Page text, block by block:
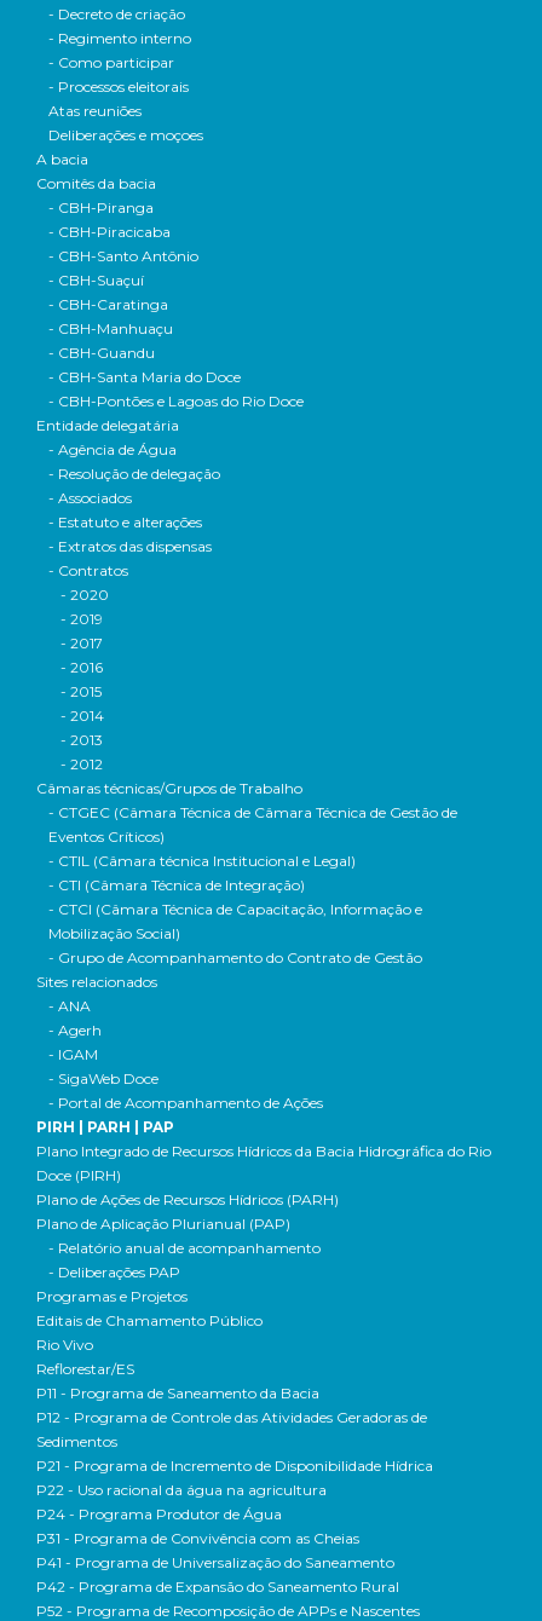
- Decreto de criação
- Regimento interno
- Como participar
- Processos eleitorais
Atas reuniões
Deliberações e moçoes
A bacia
Comitês da bacia
- CBH-Piranga
- CBH-Piracicaba
- CBH-Santo Antônio
- CBH-Suaçuí
- CBH-Caratinga
- CBH-Manhuaçu
- CBH-Guandu
- CBH-Santa Maria do Doce
- CBH-Pontões e Lagoas do Rio Doce
Entidade delegatária
- Agência de Água
- Resolução de delegação
- Associados
- Estatuto e alterações
- Extratos das dispensas
- Contratos
- 2020
- 2019
- 2017
- 2016
- 2015
- 2014
- 2013
- 2012
Câmaras técnicas/Grupos de Trabalho
- CTGEC (Câmara Técnica de Câmara Técnica de Gestão de
Eventos Críticos)
- CTIL (Câmara técnica Institucional e Legal)
- CTI (Câmara Técnica de Integração)
- CTCI (Câmara Técnica de Capacitação, Informação e
Mobilização Social)
- Grupo de Acompanhamento do Contrato de Gestão
Sites relacionados
- ANA
- Agerh
- IGAM
- SigaWeb Doce
- Portal de Acompanhamento de Ações
PIRH | PARH | PAP
Plano Integrado de Recursos Hídricos da Bacia Hidrográfica do Rio
Doce (PIRH)
Plano de Ações de Recursos Hídricos (PARH)
Plano de Aplicação Plurianual (PAP)
- Relatório anual de acompanhamento
- Deliberações PAP
Programas e Projetos
Editais de Chamamento Público
Rio Vivo
Reflorestar/ES
P11 - Programa de Saneamento da Bacia
P12 - Programa de Controle das Atividades Geradoras de
Sedimentos
P21 - Programa de Incremento de Disponibilidade Hídrica
P22 - Uso racional da água na agricultura
P24 - Programa Produtor de Água
P31 - Programa de Convivência com as Cheias
P41 - Programa de Universalização do Saneamento
P42 - Programa de Expansão do Saneamento Rural
P52 - Programa de Recomposição de APPs e Nascentes